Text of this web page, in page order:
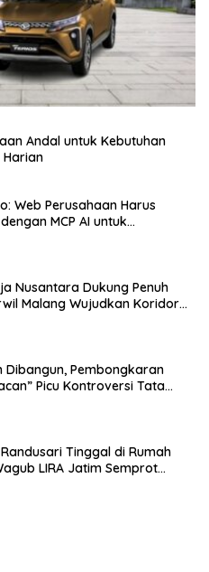
Andal untuk Kebutuhan
Harian
Web Perusahaan Harus
MCP AI untuk
Nusantara Dukung Penuh
Malang Wujudkan Koridor
Dibangun, Pembongkaran
Picu Kontroversi Tata
Tinggal di Rumah
LIRA Jatim Semprot